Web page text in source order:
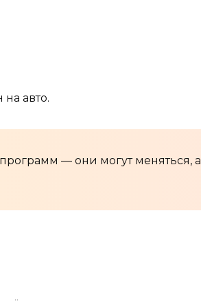
авто.
— они могут меняться, а